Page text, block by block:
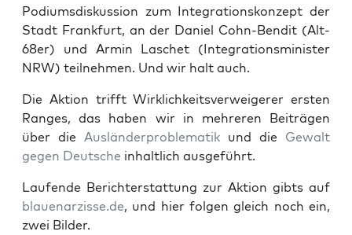
Podi­ums­dis­kus­si­on zum Inte­gra­ti­ons­kon­zept der
Stadt Frank­furt, an der Dani­el Cohn-Ben­dit (Alt-
68er) und Armin Laschet (Inte­gra­ti­ons­mi­nis­ter
NRW) teil­neh­men. Und wir halt auch.
Die Akti­on trifft Wirk­lich­keits­ver­wei­ge­rer ers­ten
Ran­ges, das haben wir in meh­re­ren Bei­trä­gen
über die Aus­län­der­pro­ble­ma­tik und die Gewalt
gegen Deut­sche inhalt­lich ausgeführt.
Lau­fen­de Bericht­erstat­tung zur Akti­on gibts auf
blauenarzisse.de, und hier fol­gen gleich noch ein,
zwei Bilder.